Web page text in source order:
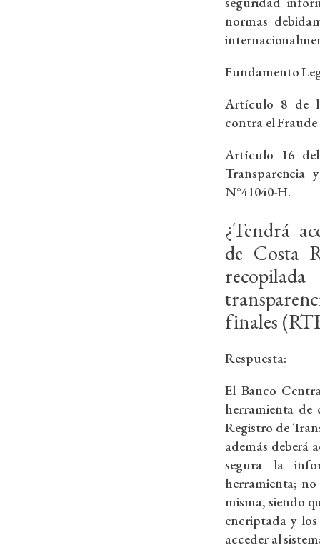
normas
Fundamento
Artículo 8 de
contra el Fraude
Artículo 16
Transparencia
N°41040-H.
¿Tendrá
de Costa
finales
Respuesta:
El Banco
herramienta
Registro de
además deberá
segura la
herramienta;
misma, siendo
encriptada y
acceder al